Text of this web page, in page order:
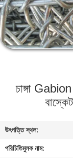
ভিডিও
ভিআর
শো
আমাদের
কারখানা
পরিদর্শন
চাঙ্গা
উৎপত্তি স্থল:
পরিচিতিমুলক নাম: